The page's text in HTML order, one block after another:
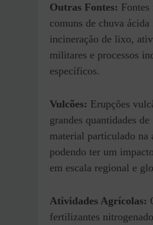
Outras Fontes: Fontes
comuns de chuva
incineração de lixo,
militares e processos
específicos.
Vulcões: Erupções
grandes quantidades de
material particulado na
podendo ter um
em escala regional e
Atividades Agrícolas:
fertilizantes